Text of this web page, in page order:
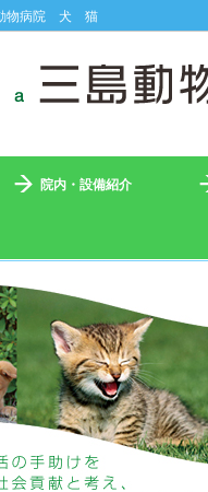
物病院 犬 猫
院内・設備紹介